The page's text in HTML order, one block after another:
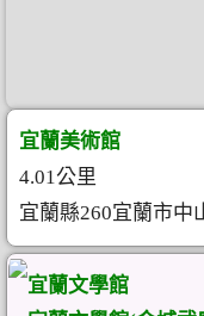
宜蘭美術館
4.01公里
宜蘭縣260宜蘭市中
宜蘭文學館